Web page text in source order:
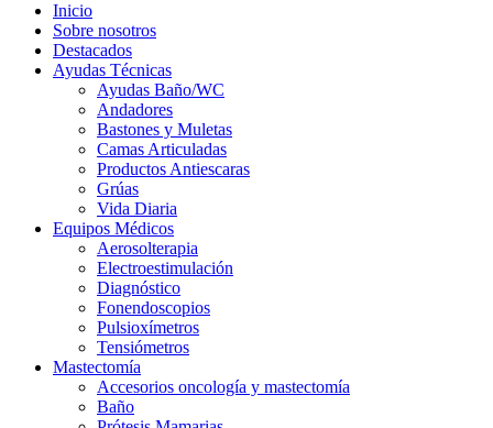
Inicio
Sobre nosotros
Destacados
Ayudas Técnicas
Ayudas Baño/WC
Andadores
Bastones y Muletas
Camas Articuladas
Productos Antiescaras
Grúas
Vida Diaria
Equipos Médicos
Aerosolterapia
Electroestimulación
Diagnóstico
Fonendoscopios
Pulsioxímetros
Tensiómetros
Mastectomía
Accesorios oncología y mastectomía
Baño